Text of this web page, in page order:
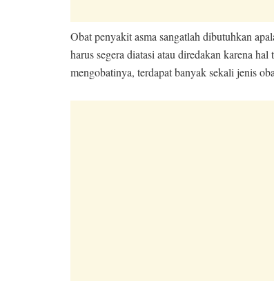
Obat penyakit asma sangatlah dibutuhkan
harus segera diatasi atau diredakan karena
mengobatinya, terdapat banyak sekali jenis